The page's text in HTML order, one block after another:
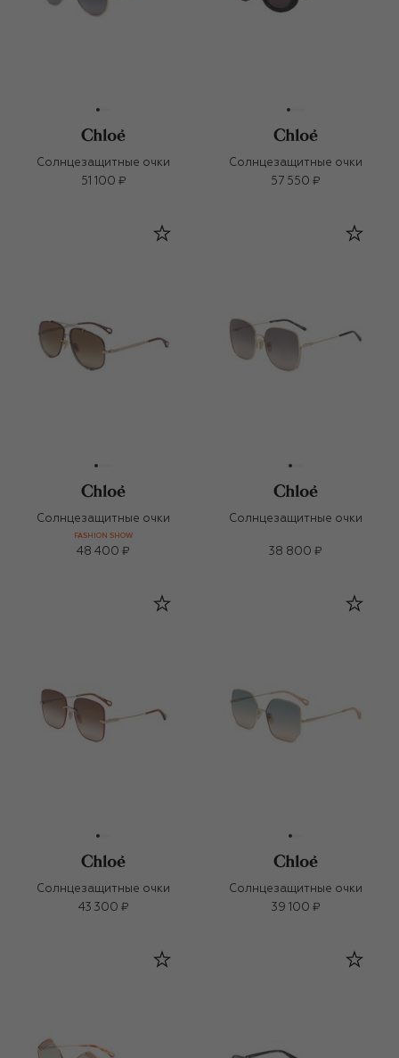
Солнцезащитные очки
51 100 ₽
Солнцезащитные очки
57 550 ₽
Солнцезащитные очки
FASHION SHOW
48 400 ₽
Солнцезащитные очки
38 800 ₽
Солнцезащитные очки
43 300 ₽
Солнцезащитные очки
39 100 ₽